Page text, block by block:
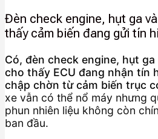
Đèn check engine, hụt ga
thấy cảm biến đang gửi tín
Có, đèn check engine, hụt
cho thấy ECU đang nhận tín
chập chờn từ cảm biến trục
xe vẫn có thể nổ máy nhưng
phun nhiên liệu không còn
ban đầu.